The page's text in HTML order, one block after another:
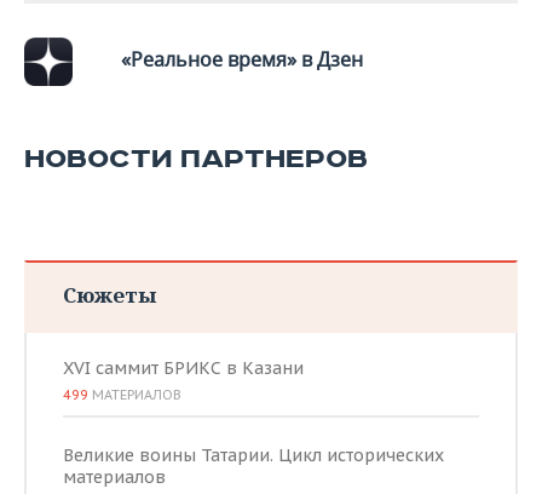
«Реальное время» в Дзен
НОВОСТИ ПАРТНЕРОВ
Сюжеты
XVI саммит БРИКС в Казани
499 МАТЕРИАЛОВ
Великие воины Татарии. Цикл исторических
материалов